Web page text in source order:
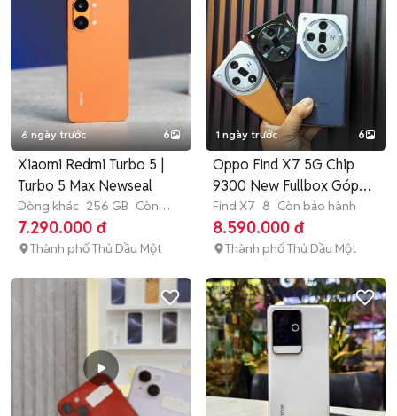
6 ngày trước 6
Xiaomi Redmi Turbo 5 |
Turbo 5 Max Newseal
Dòng khác 256 GB Còn
bảo hành
7.290.000 đ
Thành phố Thủ Dầu Một
1 ngày trước 6
Oppo Find X7 5G Chip
9300 New Fullbox Góp
Online
Find X7 8 Còn bảo hành
8.590.000 đ
Thành phố Thủ Dầu Một